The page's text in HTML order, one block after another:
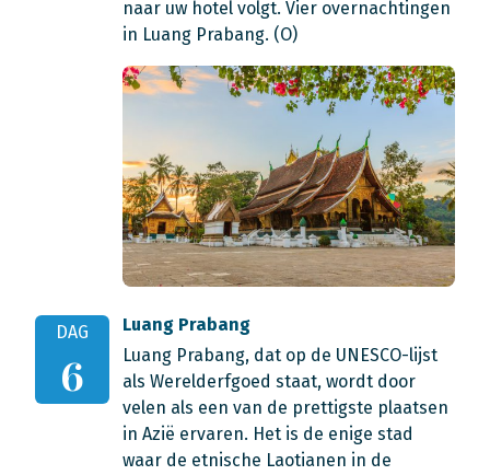
naar uw hotel volgt. Vier overnachtingen
in Luang Prabang. (O)
DAG
6
Luang Prabang
Luang Prabang, dat op de UNESCO-lijst
als Werelderfgoed staat, wordt door
velen als een van de prettigste plaatsen
in Azië ervaren. Het is de enige stad
waar de etnische Laotianen in de